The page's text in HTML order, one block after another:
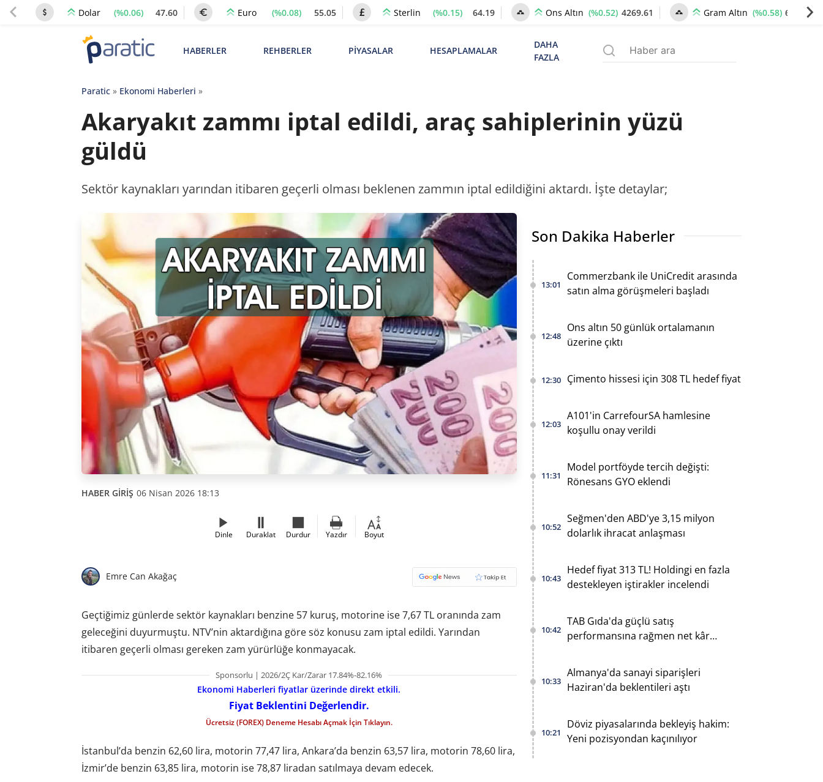
Dolar (%0.06) 47.60 Euro (%0.08) 55.05 Sterlin (%0.15) 64.19 Ons Altın (%0.52) 4269.61 Gram Altın (%0.58) 6533.88
HABERLER REHBERLER PİYASALAR HESAPLAMALAR
DAHA
FAZLA
Paratic» Ekonomi Haberleri »
Akaryakıt zammı iptal edildi, araç sahiplerinin yüzü
güldü
Sektör kaynakları yarından itibaren geçerli olması beklenen zammın iptal edildiğini aktardı. İşte detaylar;
HABER GİRİŞ 06 Nisan 2026 18:13
Dinle Duraklat Durdur Yazdır Boyut
Emre Can Akağaç
Geçtiğimiz günlerde sektör kaynakları benzine 57 kuruş, motorine ise 7,67 TL oranında zam
geleceğini duyurmuştu. NTV’nin aktardığına göre söz konusu zam iptal edildi. Yarından
itibaren geçerli olması gereken zam yürürlüğe konmayacak.
Sponsorlu | 2026/2Ç Kar/Zarar 17.84%-82.16%
Ekonomi Haberleri fiyatlar üzerinde direkt etkili.
Fiyat Beklentini Değerlendir.
Ücretsiz (FOREX) Deneme Hesabı Açmak İçin Tıklayın.
İstanbul’da benzin 62,60 lira, motorin 77,47 lira, Ankara’da benzin 63,57 lira, motorin 78,60 lira,
İzmir’de benzin 63,85 lira, motorin ise 78,87 liradan satılmaya devam edecek.
Son Dakika Haberler
13:01
Commerzbank ile UniCredit arasında
satın alma görüşmeleri başladı
12:48
Ons altın 50 günlük ortalamanın
üzerine çıktı
12:30 Çimento hissesi için 308 TL hedef fiyat
12:03
A101'in CarrefourSA hamlesine
koşullu onay verildi
11:31
Model portföyde tercih değişti:
Rönesans GYO eklendi
10:52
Seğmen'den ABD'ye 3,15 milyon
dolarlık ihracat anlaşması
10:43
Hedef fiyat 313 TL! Holdingi en fazla
destekleyen iştirakler incelendi
10:42
TAB Gıda'da güçlü satış
performansına rağmen net kâr
10:33
Almanya'da sanayi siparişleri
Haziran'da beklentileri aştı
10:21
Döviz piyasalarında bekleyiş hakim:
Yeni pozisyondan kaçınılıyor